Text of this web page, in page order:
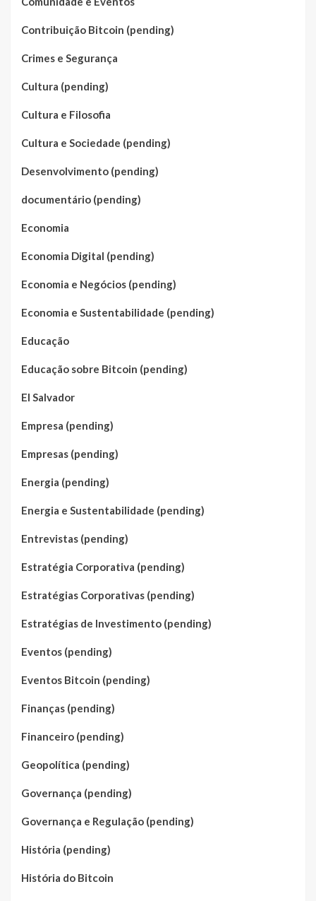
Contribuição Bitcoin (pending)
Crimes e Segurança
Cultura (pending)
Cultura e Filosofia
Cultura e Sociedade (pending)
Desenvolvimento (pending)
documentário (pending)
Economia
Economia Digital (pending)
Economia e Negócios (pending)
Economia e Sustentabilidade (pending)
Educação
Educação sobre Bitcoin (pending)
El Salvador
Empresa (pending)
Empresas (pending)
Energia (pending)
Energia e Sustentabilidade (pending)
Entrevistas (pending)
Estratégia Corporativa (pending)
Estratégias Corporativas (pending)
Estratégias de Investimento (pending)
Eventos (pending)
Eventos Bitcoin (pending)
Finanças (pending)
Financeiro (pending)
Geopolítica (pending)
Governança (pending)
Governança e Regulação (pending)
História (pending)
História do Bitcoin